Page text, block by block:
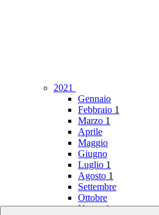
2021
Gennaio
Febbraio 1
Marzo 1
Aprile
Maggio
Giugno
Luglio 1
Agosto 1
Settembre
Ottobre
Novembre